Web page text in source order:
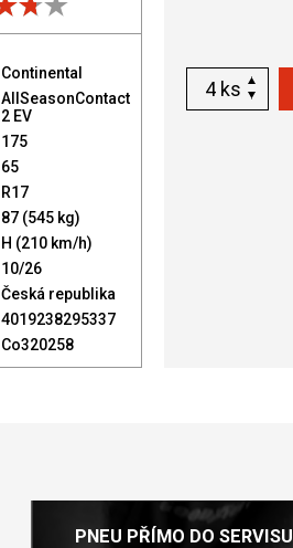
Continental
AllSeasonContact
2 EV
175
65
R17
87 (545 kg)
H (210 km/h)
10/26
Česká republika
4019238295337
Co320258
ks
PNEU PŘÍMO DO SERVISU